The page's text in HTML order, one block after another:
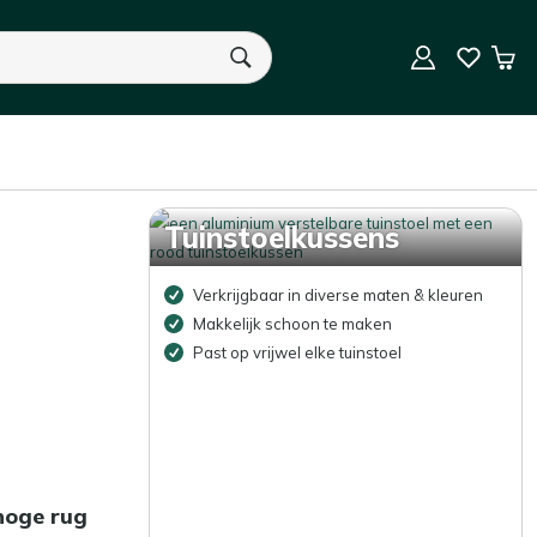
U heeft geen product(en) in uw winkelwagen.
rug
Tuinstoelkussens
Verkrijgbaar in diverse maten & kleuren
Makkelijk schoon te maken
Past op vrijwel elke tuinstoel